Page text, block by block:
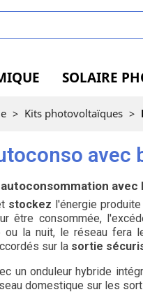
SOLAIRE
> Kits photovoltaïques >
avec
stockez l'énergie
être consommée,
ou la nuit, le réseau fera
sur la sortie
un onduleur hybride
domestique sur les